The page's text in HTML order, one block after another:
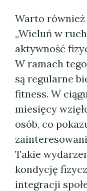
Warto
„Wieluń w
aktywność
W ramach
są regularne
fitness. W
miesięcy
osób, co
Takie
kondycję
integracji